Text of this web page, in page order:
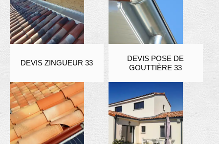
DEVIS ZINGUEUR 33
DEVIS POSE DE
GOUTTIÈRE 33